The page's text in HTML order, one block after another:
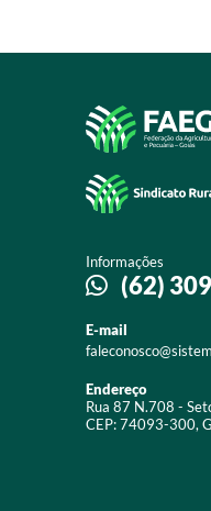
Informações
(62)
E-mail
Endereço
Rua 87 N.708 -
CEP: 74093-300,